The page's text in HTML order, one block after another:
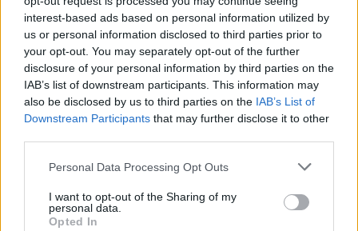
interest-based ads based on personal information utilized by
us or personal information disclosed to third parties prior to
your opt-out. You may separately opt-out of the further
disclosure of your personal information by third parties on the
IAB’s list of downstream participants. This information may
also be disclosed by us to third parties on the IAB’s List of
Downstream Participants that may further disclose it to other
Personal Data Processing Opt Outs
I want to opt-out of the Sharing of my
personal data.
Opted In
ΔΕΙΤΕ ΕΠΙΣΗΣ
ΣΤΗΝ ΙΔΙΑ ΚΑΤΗΓΟΡΙΑ
Βάλια Χατζηθεοδώρου: Μπικίνι
και βραδινές έξοδοι στη
Μύκονο – Οι φωτογραφίες της
ΣΉΜΕΡΑ
Instagram σειρά στιγμιότυπων από τις
καλοκαιρινές της διακοπές στο «νησί